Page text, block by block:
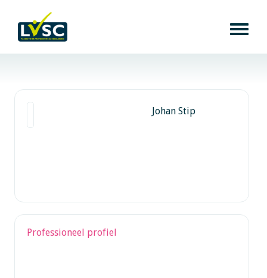
Johan Stip
Professioneel profiel